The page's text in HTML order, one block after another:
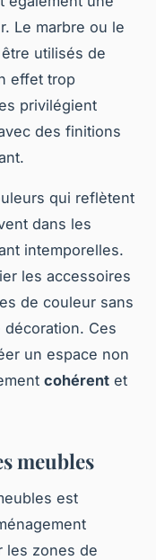
Le marbre ou le
utilisés de
effet trop
privilégient
des finitions
qui reflètent
dans les
intemporelles.
les accessoires
de couleur sans
Ces
un espace non
cohérent et
meubles
est
les zones de